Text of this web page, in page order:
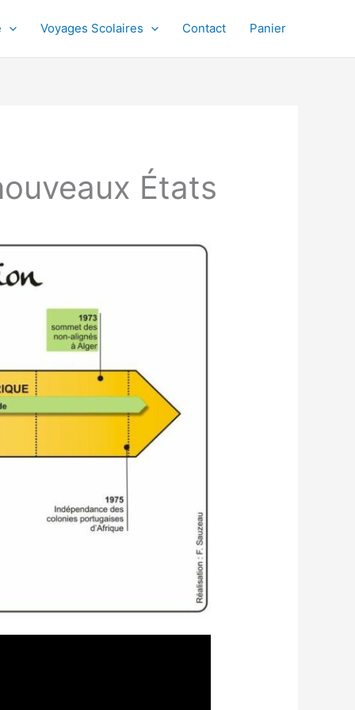
Voyages Scolaires Contact Panier
États